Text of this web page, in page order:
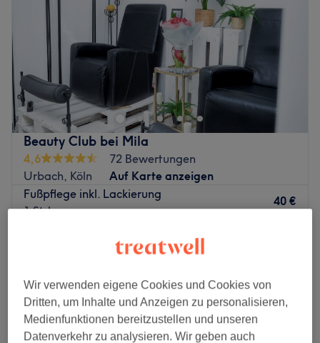
Beauty Club bei Mila
4,6
72 Bewertungen
Urbach, Köln
Auf Karte anzeigen
Fußpflege inkl. Lackierung
1 Std.
40 €
Shellac entfernen
30 Min.
Schnellansicht Saloninfos
Wir verwenden eigene Cookies und Cookies von
Dritten, um Inhalte und Anzeigen zu personalisieren,
Medienfunktionen bereitzustellen und unseren
Datenverkehr zu analysieren. Wir geben auch